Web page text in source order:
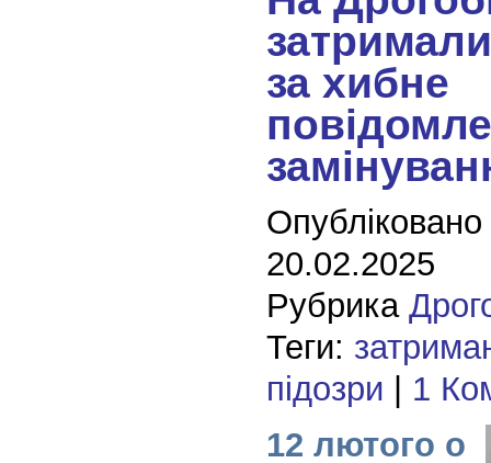
за хибне
20.02.2025
Рубрика
Теги:
підозри
1
12 лютого о